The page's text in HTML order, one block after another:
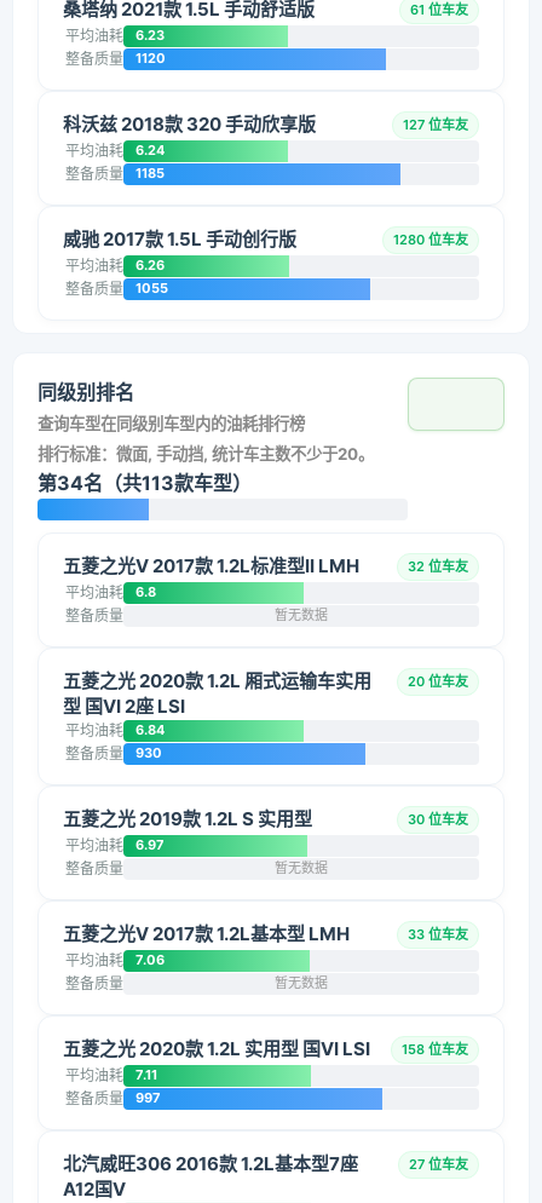
桑塔纳 2021款 1.5L 手动舒适版 61 位车友
平均油耗 6.23
整备质量 1120
科沃兹 2018款 320 手动欣享版 127 位车友
平均油耗 6.24
整备质量 1185
威驰 2017款 1.5L 手动创行版 1280 位车友
平均油耗 6.26
整备质量 1055
同级别排名
查询车型在同级别车型内的油耗排行榜
排行标准：微面, 手动挡, 统计车主数不少于20。
第34名（共113款车型）
五菱之光V 2017款 1.2L标准型II LMH 32 位车友
平均油耗 6.8
整备质量 暂无数据
五菱之光 2020款 1.2L 厢式运输车实用
型 国VI 2座 LSI
20 位车友
平均油耗 6.84
整备质量 930
五菱之光 2019款 1.2L S 实用型 30 位车友
平均油耗 6.97
整备质量 暂无数据
五菱之光V 2017款 1.2L基本型 LMH 33 位车友
平均油耗 7.06
整备质量 暂无数据
五菱之光 2020款 1.2L 实用型 国VI LSI 158 位车友
平均油耗 7.11
整备质量 997
北汽威旺306 2016款 1.2L基本型7座
A12国V
27 位车友